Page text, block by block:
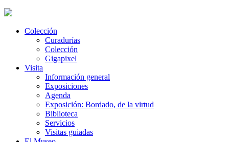
Colección
Curadurías
Colección
Gigapixel
Visita
Información general
Exposiciones
Agenda
Exposición: Bordado, de la virtud
Biblioteca
Servicios
Visitas guiadas